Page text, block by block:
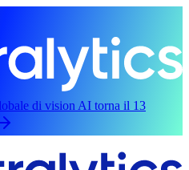
di vision AI torna il 13